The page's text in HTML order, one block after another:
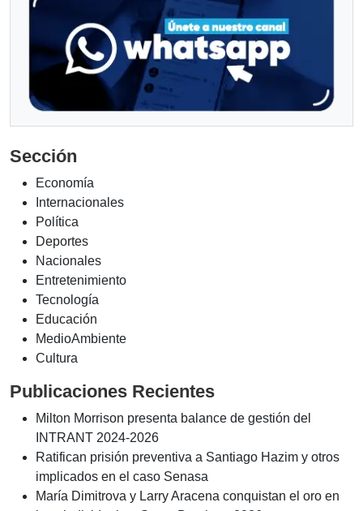
Sección
Economía
Internacionales
Política
Deportes
Nacionales
Entretenimiento
Tecnología
Educación
MedioAmbiente
Cultura
Publicaciones Recientes
Milton Morrison presenta balance de gestión del
INTRANT 2024-2026
Ratifican prisión preventiva a Santiago Hazim y otros
implicados en el caso Senasa
María Dimitrova y Larry Aracena conquistan el oro en